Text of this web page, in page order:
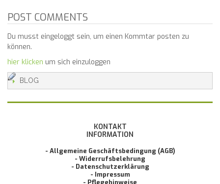
POST COMMENTS
Du musst eingeloggt sein, um einen Kommtar posten zu
können.
hier klicken um sich einzuloggen
BLOG
KONTAKT
INFORMATION
- Allgemeine Geschäftsbedingung (AGB)
- Widerrufsbelehrung
- Datenschutzerklärung
- Impressum